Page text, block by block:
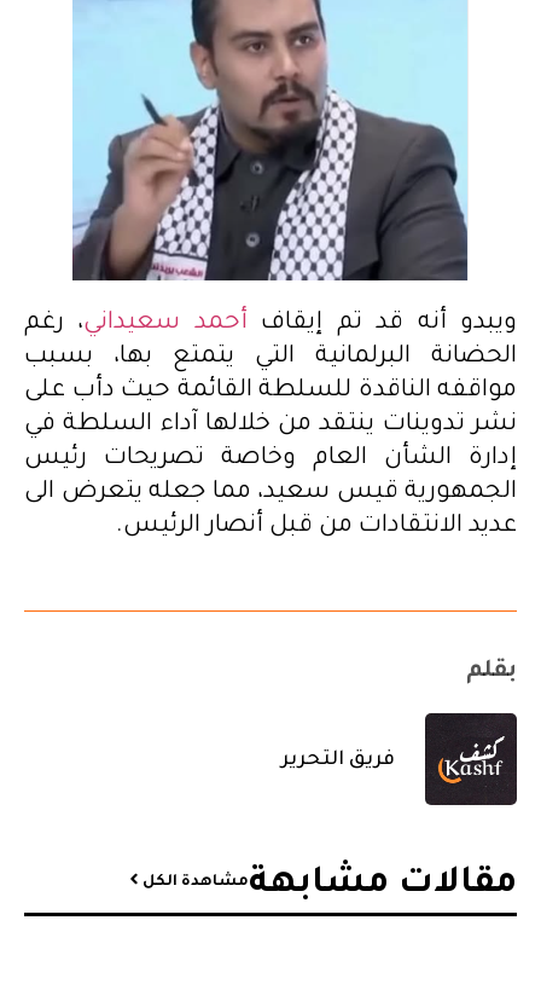
ويبدو أنه قد تم إيقاف أحمد سعيداني، رغم
الحضانة البرلمانية التي يتمتع بها، بسبب
مواقفه الناقدة للسلطة القائمة حيث دأب على
نشر تدوينات ينتقد من خلالها آداء السلطة في
إدارة الشأن العام وخاصة تصريحات رئيس
الجمهورية قيس سعيد، مما جعله يتعرض الى
عديد الانتقادات من قبل أنصار الرئيس.
بقلم
فريق التحرير
مقالات مشابهة​مشاهدة الكل